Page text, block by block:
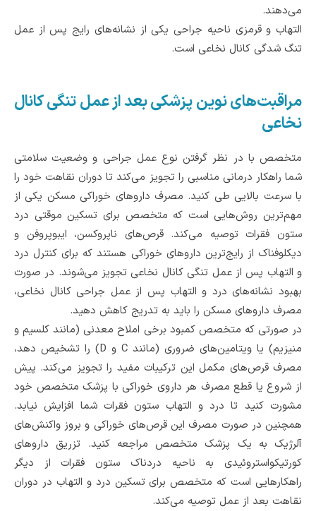
می‌دهند.
التهاب و قرمزی ناحیه جراحی یکی از نشانه‌های رایج پس از عمل
تنگ شدگی کانال نخاعی است.
مراقبت‌های‌ نوین پزشکی بعد از عمل تنگی کانال
نخاعی
متخصص با در نظر گرفتن نوع عمل جراحی و وضعیت سلامتی
شما راهکار درمانی مناسبی را تجویز می‌کند تا دوران نقاهت خود را
با سرعت بالایی طی کنید. مصرف داروهای خوراکی مسکن یکی از
مهم‌ترین روش‌هایی است که متخصص برای تسکین موقتی درد
ستون فقرات توصیه می‌کند. قرص‌های ناپروکسن، ایبوپروفن و
دیکلوفناک از رایج‌ترین داروهای خوراکی هستند که برای کنترل‌ درد
و التهاب پس از عمل تنگی کانال نخاعی تجویز می‌شوند. در صورت
بهبود نشانه‌های درد و التهاب پس از عمل جراحی کانال نخاعی،
مصرف داروهای مسکن را باید به تدریج کاهش دهید.
در صورتی که متخصص‌ کمبود برخی املاح معدنی (مانند کلسیم و
منیزیم) یا ویتامین‌های ضروری (مانند C و D) را تشخیص دهد،
مصرف قرص‌های مکمل‌ این ترکیبات مفید را تجویز می‌کند. پیش
از شروع یا قطع مصرف هر داروی خوراکی با پزشک متخصص‌ خود
مشورت کنید‌ تا درد و التهاب ستون فقرات شما افزایش نیابد.
همچنین در صورت مصرف این قرص‌های خوراکی و بروز واکنش‌های
آلرژیک به یک پزشک متخصص مراجعه کنید. تزریق داروهای
کورتیکواستروئیدی به ناحیه دردناک ستون فقرات از دیگر
راهکارهایی است که متخصص برای تسکین درد و التهاب در دوران
نقاهت بعد از عمل توصیه می‌کند.